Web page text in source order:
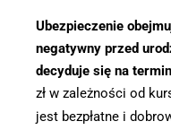
Ubezpieczenie
negatywny przed
decyduje się na
zł w zależności od
jest bezpłatne i